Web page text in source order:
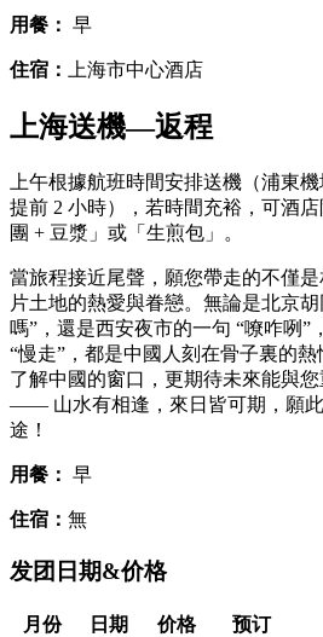
用餐： 早
住宿： 上海市中心酒店
上海送機—返程
上午根據航班時間安排送機（浦東
提前 2 小時），若時間充裕，可酒
團 + 豆漿」或「生煎包」。
當旅程接近尾聲，願您帶走的不僅
片土地的熱愛與眷戀。無論是北京
嗎”，還是西安夜市的一句 “嘹咋咧”
“慢走”，都是中國人刻在骨子裏的
了解中國的窗口，更期待未來能與
—— 山水有相逢，來日皆可期，願
途！
用餐： 早
住宿： 無
发团日期&价格
月份 日期 价格
预订